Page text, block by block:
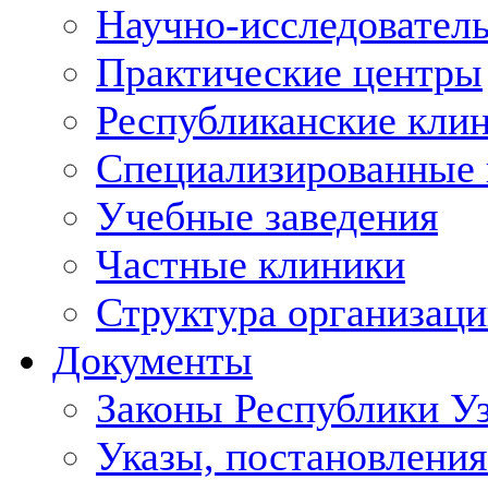
Научно-
Практические центры
Республиканские
Учебные заведения
Частные клиники
Структура
Документы
Законы Республики
Указы,